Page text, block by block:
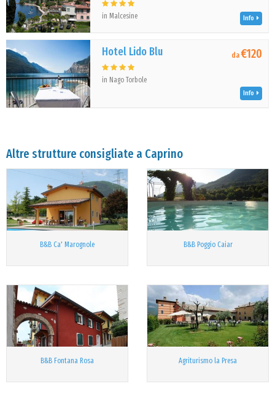
in Malcesine Info
Hotel Lido Blu
in Nago Torbole
da€120
Info
Altre strutture consigliate a Caprino
B&B Ca' Marognole B&B Poggio Caiar
B&B Fontana Rosa Agriturismo la Presa